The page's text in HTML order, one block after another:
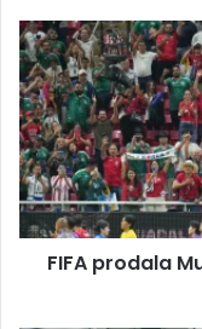
E
m
a
i
l
a
d
r
F
I
F
A
p
r
o
d
a
FIFA prodala